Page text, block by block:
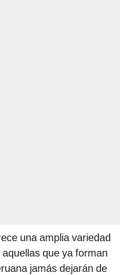
una amplia variedad
que ya forman
jamás dejarán de